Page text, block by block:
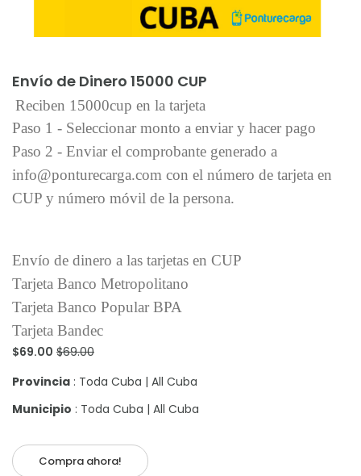
Envío de Dinero 15000 CUP
Reciben 15000cup en la tarjeta
Paso 1 - Seleccionar monto a enviar y hacer pago
Paso 2 - Enviar el comprobante generado a
info@ponturecarga.com con el número de tarjeta en
CUP y número móvil de la persona.
Envío de dinero a las tarjetas en CUP
Tarjeta Banco Metropolitano
Tarjeta Banco Popular BPA
Tarjeta Bandec
$69.00 $69.00
Provincia : Toda Cuba | All Cuba
Municipio : Toda Cuba | All Cuba
Compra ahora!